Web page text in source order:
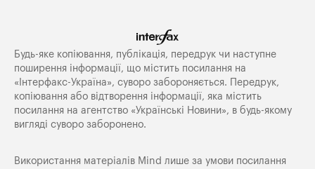
Будь-яке копiювання, публiкацiя, передрук чи наступне
поширення iнформацiї, що мiстить посилання на
«Iнтерфакс-Україна», суворо забороняється. Передрук,
копіювання або відтворення інформації, яка містить
посилання на агентство «Українські Новини», в будь-якому
вигляді суворо заборонено.
Використання матеріалів Mind лише за умови посилання